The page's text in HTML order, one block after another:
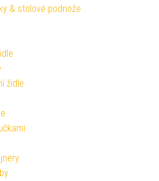
& stolové podnože
židle